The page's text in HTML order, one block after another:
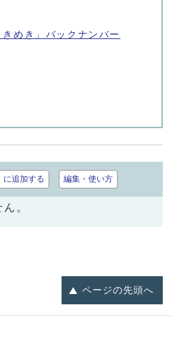
めき」バックナンバー
に追加する 編集・使い方
。
ページの先頭へ